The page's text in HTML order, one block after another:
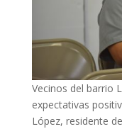
Vecinos del barrio
expectativas
López, residente